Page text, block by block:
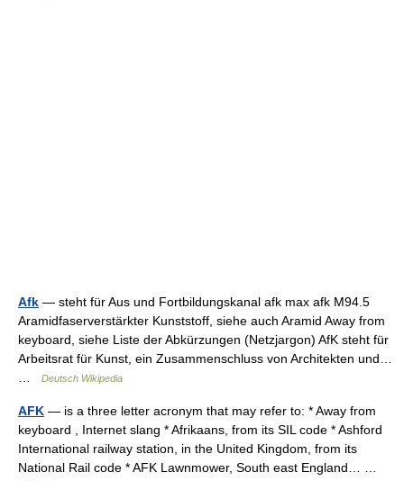
Afk — steht für Aus und Fortbildungskanal afk max afk M94.5
Aramidfaserverstärkter Kunststoff, siehe auch Aramid Away from
keyboard, siehe Liste der Abkürzungen (Netzjargon) AfK steht für
Arbeitsrat für Kunst, ein Zusammenschluss von Architekten und…
Deutsch Wikipedia
AFK — is a three letter acronym that may refer to: * Away from
keyboard , Internet slang * Afrikaans, from its SIL code * Ashford
International railway station, in the United Kingdom, from its
National Rail code * AFK Lawnmower, South east England… …